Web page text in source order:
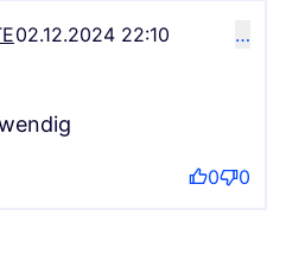
02.12.2024 22:10 …
0 0